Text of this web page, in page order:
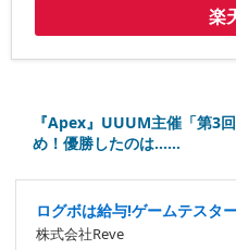
楽
『Apex』UUUM主催「第3
め！優勝したのは……
ログボは給与!ゲームテスタ
株式会社Reve